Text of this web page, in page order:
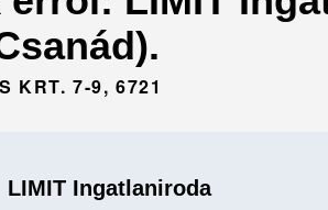
KRT. 7-9, 6721
LIMIT Ingatlaniroda